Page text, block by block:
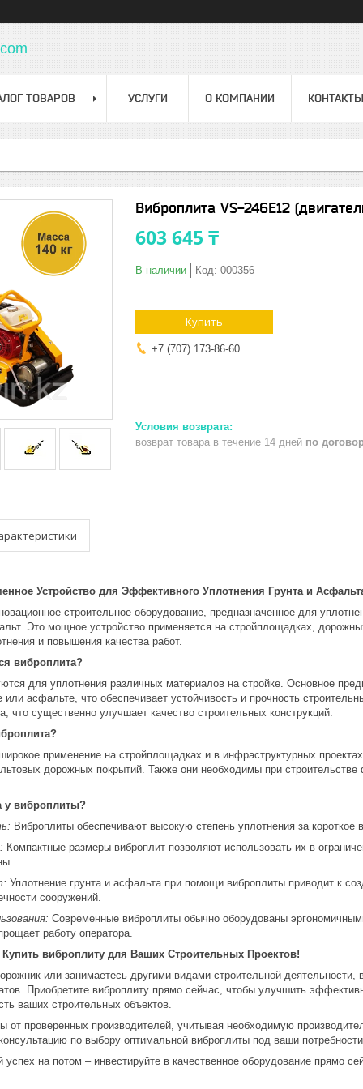
ТОВАРОВ УСЛУГИ О КОМПАНИИ КОНТАКТЫ
Виброплита VS-246E12
603 645 ₸
В наличии Код: 000356
Купить
+7 (707) 173-86-60
возврат товара в течение 14 дней по
Устройство для Эффективного Уплотнения Грунта и
строительное оборудование, предназначенное для
Это мощное устройство применяется на стройплощадках,
и повышения качества работ.
виброплита?
для уплотнения различных материалов на стройке. Основное
или асфальте, что обеспечивает устойчивость и прочность
что существенно улучшает качество строительных конструкций.
применение на стройплощадках и в инфраструктурных
дорожных покрытий. Также они необходимы при
у виброплиты?
Виброплиты обеспечивают высокую степень уплотнения за
Компактные размеры виброплит позволяют использовать их в
Уплотнение грунта и асфальта при помощи виброплиты приводит к
сооружений.
Современные виброплиты обычно оборудованы
работу оператора.
виброплиту для Ваших Строительных Проектов!
или занимаетесь другими видами строительной
Приобретите виброплиту прямо сейчас, чтобы улучшить
ваших строительных объектов.
от проверенных производителей, учитывая необходимую
по выбору оптимальной виброплиты под ваши
на потом – инвестируйте в качественное оборудование прямо